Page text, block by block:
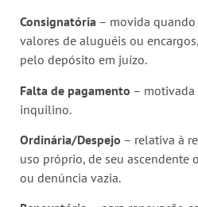
Consignatória – movida
valores de aluguéis ou
pelo depósito em juízo.
Falta de pagamento –
inquilino.
Ordinária/Despejo – relativa à
uso próprio, de seu ascendente
ou denúncia vazia.